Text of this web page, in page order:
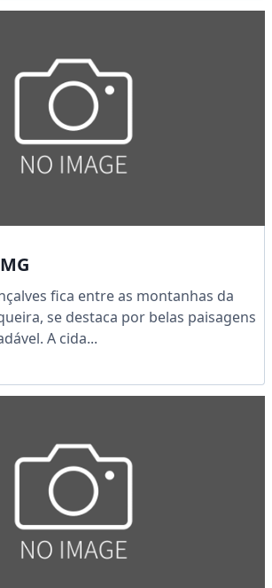
fica entre as montanhas da
se destaca por belas paisagens
A cida...